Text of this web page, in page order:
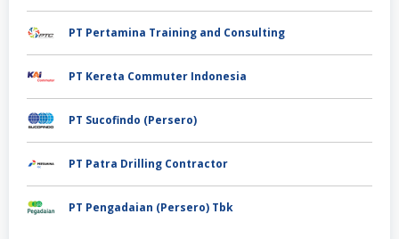
PT Pertamina Training and Consulting
PT Kereta Commuter Indonesia
PT Sucofindo (Persero)
PT Patra Drilling Contractor
PT Pengadaian (Persero) Tbk